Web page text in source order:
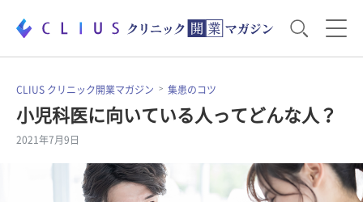
お役立ち資料 運営・経営のポイント
開業医のリアル
CLIUS クリニック開業マガジン 集患のコツ
小児科医に向いている人ってどんな人？
2021年7月9日